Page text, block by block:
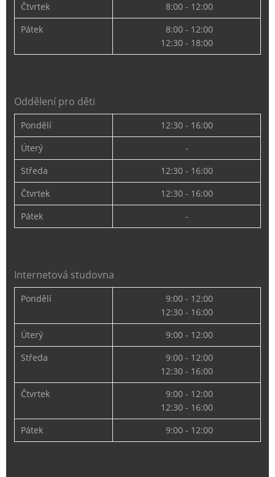
Čtvrtek
8:00 - 12:00
Pátek
8:00 - 12:00
12:30 - 18:00
Oddělení pro děti
Pondělí
12:30 - 16:00
Úterý
-
Středa
12:30 - 16:00
Čtvrtek
12:30 - 16:00
Pátek
-
Internetová studovna
Pondělí
9:00 - 12:00
12:30 - 16:00
Úterý
9:00 - 12:00
Středa
9:00 - 12:00
12:30 - 16:00
Čtvrtek
9:00 - 12:00
12:30 - 16:00
Pátek
9:00 - 12:00